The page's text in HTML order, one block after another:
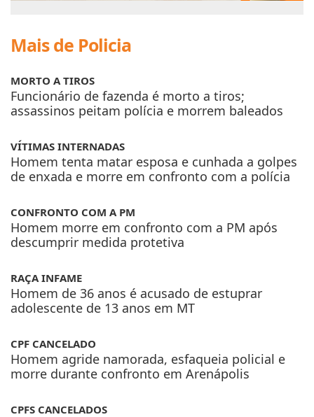
Mais de Policia
MORTO A TIROS
Funcionário de fazenda é morto a tiros;
assassinos peitam polícia e morrem baleados
VÍTIMAS INTERNADAS
Homem tenta matar esposa e cunhada a golpes
de enxada e morre em confronto com a polícia
CONFRONTO COM A PM
Homem morre em confronto com a PM após
descumprir medida protetiva
RAÇA INFAME
Homem de 36 anos é acusado de estuprar
adolescente de 13 anos em MT
CPF CANCELADO
Homem agride namorada, esfaqueia policial e
morre durante confronto em Arenápolis
CPFS CANCELADOS